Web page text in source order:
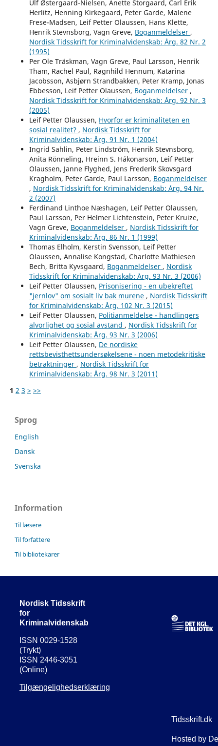
Ulf Østergaard-Nielsen, Anette Storgaard, Carl Erik
Herlitz, Henning Kirkegaard, Peter Garde, Malene
Frese-Madsen, Leif Petter Olaussen, Hans Klette,
Henrik Stevnsborg, Vagn Greve, Boganmeldelser ,
Nordisk Tidsskrift for Kriminalvidenskab: Årg. 82 Nr. 2
(1995)
Per Ole Träskman, Vagn Greve, Paul Larsson, Henrik
Tham, Rachel Paul, Ragnhild Hennum, Katarina
Jacobsson, Asbjørn Strandbakken, Peter Kramp, Jonas
Ebbesson, Leif Petter Olaussen, Boganmeldelser ,
Nordisk Tidsskrift for Kriminalvidenskab: Årg. 92 Nr. 3
(2005)
Leif Petter Olaussen, Hvorfor er kriminaliteten en
sosial realitet? , Nordisk Tidsskrift for
Kriminalvidenskab: Årg. 91 Nr. 1 (2004)
Ingrid Sahlin, Peter Lindström, Henrik Stevnsborg,
Anita Rönneling, Hreinn S. Hákonarson, Leif Petter
Olaussen, Janne Flyghed, Jens Frederik Skovsgard
Kragholm, Peter Garde, Paul Larsson, Boganmeldelser
, Nordisk Tidsskrift for Kriminalvidenskab: Årg. 94 Nr.
2 (2007)
Ferdinand Linthoe Næshagen, Leif Petter Olaussen,
Paul Larsson, Per Helmer Lichtenstein, Peter Kruize,
Vagn Greve, Boganmeldelser , Nordisk Tidsskrift for
Kriminalvidenskab: Årg. 86 Nr. 1 (1999)
Thomas Elholm, Kerstin Svensson, Leif Petter
Olaussen, Annalise Kongstad, Charlotte Mathiesen
Bech, Britta Kyvsgaard, Boganmeldelser , Nordisk
Tidsskrift for Kriminalvidenskab: Årg. 93 Nr. 3 (2006)
Leif Petter Olaussen, Prisonisering - en ubekreftet
"jernlov" om sosialt liv bak murene , Nordisk Tidsskrift
for Kriminalvidenskab: Årg. 102 Nr. 3 (2015)
Leif Petter Olaussen, Politianmeldelse - handlingers
alvorlighet og sosial avstand , Nordisk Tidsskrift for
Kriminalvidenskab: Årg. 93 Nr. 3 (2006)
Leif Petter Olaussen, De nordiske
rettsbevisthettsundersøkelsene - noen metodekritiske
betraktninger , Nordisk Tidsskrift for
Kriminalvidenskab: Årg. 98 Nr. 3 (2011)
1 2 3 > >>
Sprog
English
Dansk
Svenska
Information
Til læsere
Til forfattere
Til bibliotekarer
Nordisk Tidsskrift
for
Kriminalvidenskab
ISSN 0029-1528
(Trykt)
ISSN 2446-3051
(Online)
Tilgængelighedserklæring